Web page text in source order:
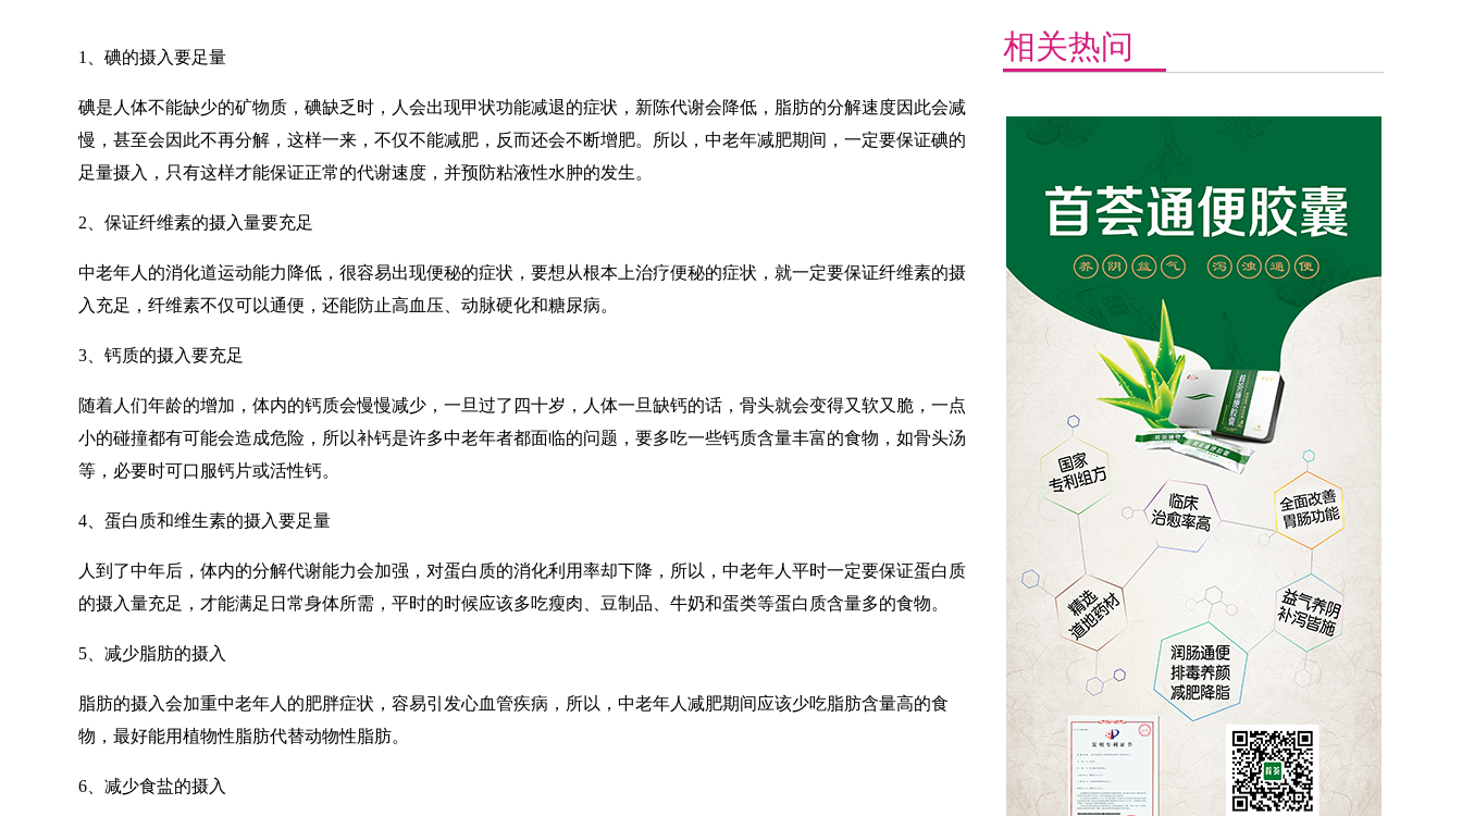
1、碘的摄入要足量
碘是人体不能缺少的矿物质，碘缺乏时，人会出现甲状功能减退的症状，新陈代谢会降低，脂肪的分解速度因此会减
慢，甚至会因此不再分解，这样一来，不仅不能减肥，反而还会不断增肥。所以，中老年减肥期间，一定要保证碘的
足量摄入，只有这样才能保证正常的代谢速度，并预防粘液性水肿的发生。
2、保证纤维素的摄入量要充足
中老年人的消化道运动能力降低，很容易出现便秘的症状，要想从根本上治疗便秘的症状，就一定要保证纤维素的摄
入充足，纤维素不仅可以通便，还能防止高血压、动脉硬化和糖尿病。
3、钙质的摄入要充足
随着人们年龄的增加，体内的钙质会慢慢减少，一旦过了四十岁，人体一旦缺钙的话，骨头就会变得又软又脆，一点
小的碰撞都有可能会造成危险，所以补钙是许多中老年者都面临的问题，要多吃一些钙质含量丰富的食物，如骨头汤
等，必要时可口服钙片或活性钙。
4、蛋白质和维生素的摄入要足量
人到了中年后，体内的分解代谢能力会加强，对蛋白质的消化利用率却下降，所以，中老年人平时一定要保证蛋白质
的摄入量充足，才能满足日常身体所需，平时的时候应该多吃瘦肉、豆制品、牛奶和蛋类等蛋白质含量多的食物。
5、减少脂肪的摄入
脂肪的摄入会加重中老年人的肥胖症状，容易引发心血管疾病，所以，中老年人减肥期间应该少吃脂肪含量高的食
物，最好能用植物性脂肪代替动物性脂肪。
6、减少食盐的摄入
相关热问